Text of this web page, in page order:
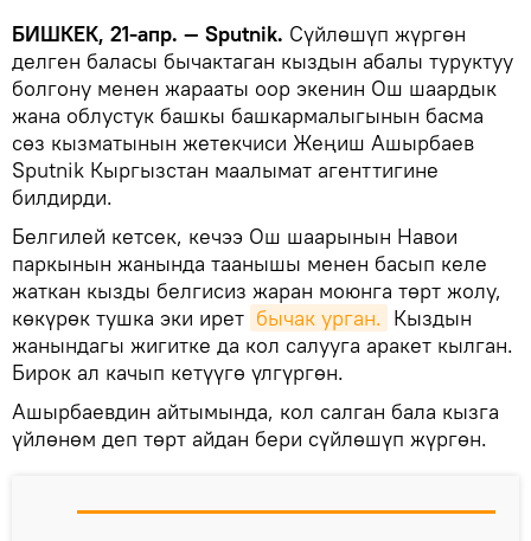
БИШКЕК, 21-апр. — Sputnik. Сүйлөшүп жүргөн
делген баласы бычактаган кыздын абалы туруктуу
болгону менен жарааты оор экенин Ош шаардык
жана облустук башкы башкармалыгынын басма
сөз кызматынын жетекчиси Жеңиш Ашырбаев
Sputnik Кыргызстан маалымат агенттигине
билдирди.
Белгилей кетсек, кечээ Ош шаарынын Навои
паркынын жанында таанышы менен басып келе
жаткан кызды белгисиз жаран моюнга төрт жолу,
көкүрөк тушка эки ирет бычак урган. Кыздын
жанындагы жигитке да кол салууга аракет кылган.
Бирок ал качып кетүүгө үлгүргөн.
Ашырбаевдин айтымында, кол салган бала кызга
үйлөнөм деп төрт айдан бери сүйлөшүп жүргөн.